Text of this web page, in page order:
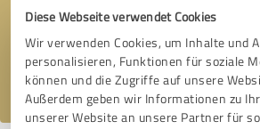
Diese Webseite verwendet Cookies
Wir verwenden Cookies, um Inhalte und
personalisieren, Funktionen für soziale
können und die Zugriffe auf unsere
Außerdem geben wir Informationen zu
unserer Website an unsere Partner für
Ich stimme den